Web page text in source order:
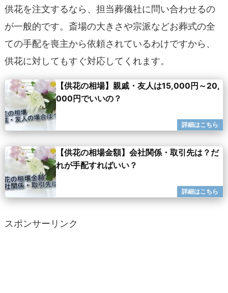
供花を注文するなら、担当葬儀社に問い合わせるの
が一般的です。斎場の大きさや宗派などお葬式の全
ての手配を喪主から依頼されているわけですから、
供花に対してもすぐ対応してくれます。
【供花の相場】親戚・友人は15,000円～20,
000円でいいの？
【供花の相場金額】会社関係・取引先は？だ
れが手配すればいい？
スポンサーリンク